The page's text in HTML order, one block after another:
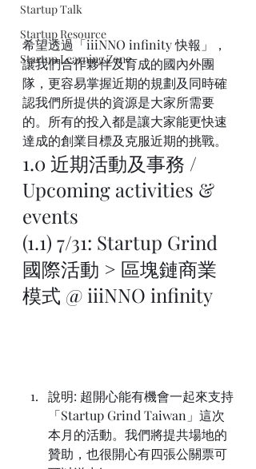
Startup Talk
Startup Resource
Startup Learning Zone
希望透過「iiiNNO infinity 快報」，
讓我們合作夥伴及育成的國內外團
隊，更容易掌握近期的規劃及同時確
認我們所提供的資源是大家所需要
的。所有的投入都是讓大家能更快速
達成的創業目標及克服近期的挑戰。
1.0 近期活動及事務 /
Upcoming activities &
events
(1.1) 7/31: Startup Grind
國際活動 > 區塊鏈商業
模式 @ iiiNNO infinity
說明: 超開心能有機會一起來支持
「Startup Grind Taiwan」這次
本月的活動。我們將提共場地的
贊助，也很開心有四張公關票可